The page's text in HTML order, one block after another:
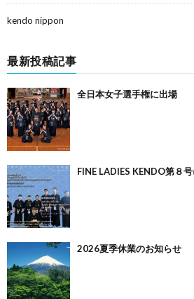
kendo nippon
最新投稿記事
全日本女子選手権に出場
FINE LADIES KENDO第８
2026夏季休業のお知らせ